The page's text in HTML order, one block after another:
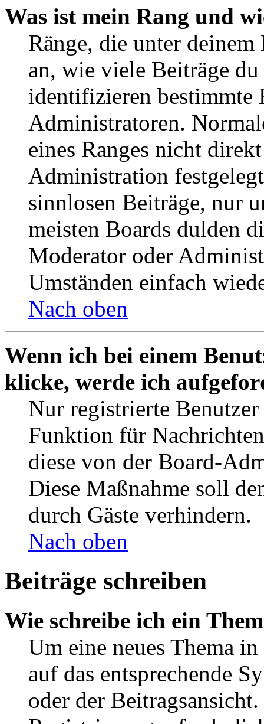
Was ist mein Rang und
Ränge, die unter deinem
an, wie viele Beiträge
identifizieren bestimmte
Administratoren.
eines Ranges nicht
Administration
sinnlosen Beiträge, nur
meisten Boards dulden
Moderator oder
Umständen einfach
Nach oben
Wenn ich bei einem
klicke, werde ich
Nur registrierte
Funktion für
diese von der Board-
Diese Maßnahme soll
durch Gäste verhindern.
Nach oben
Beiträge schreiben
Wie schreibe ich ein
Um eine neues Thema
auf das entsprechende
oder der